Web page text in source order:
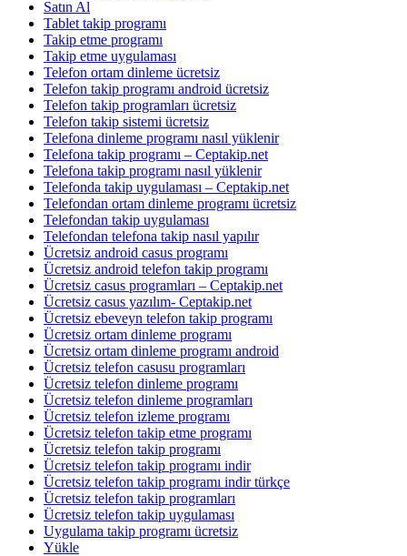
Satın Al
Tablet takip programı
Takip etme programı
Takip etme uygulaması
Telefon ortam dinleme ücretsiz
Telefon takip programı android ücretsiz
Telefon takip programları ücretsiz
Telefon takip sistemi ücretsiz
Telefona dinleme programı nasıl yüklenir
Telefona takip programı – Ceptakip.net
Telefona takip programı nasıl yüklenir
Telefonda takip uygulaması – Ceptakip.net
Telefondan ortam dinleme programı ücretsiz
Telefondan takip uygulaması
Telefondan telefona takip nasıl yapılır
Ücretsiz android casus programı
Ücretsiz android telefon takip programı
Ücretsiz casus programları – Ceptakip.net
Ücretsiz casus yazılım- Ceptakip.net
Ücretsiz ebeveyn telefon takip programı
Ücretsiz ortam dinleme programı
Ücretsiz ortam dinleme programı android
Ücretsiz telefon casusu programları
Ücretsiz telefon dinleme programı
Ücretsiz telefon dinleme programları
Ücretsiz telefon izleme programı
Ücretsiz telefon takip etme programı
Ücretsiz telefon takip programı
Ücretsiz telefon takip programı indir
Ücretsiz telefon takip programı indir türkçe
Ücretsiz telefon takip programları
Ücretsiz telefon takip uygulaması
Uygulama takip programı ücretsiz
Yükle